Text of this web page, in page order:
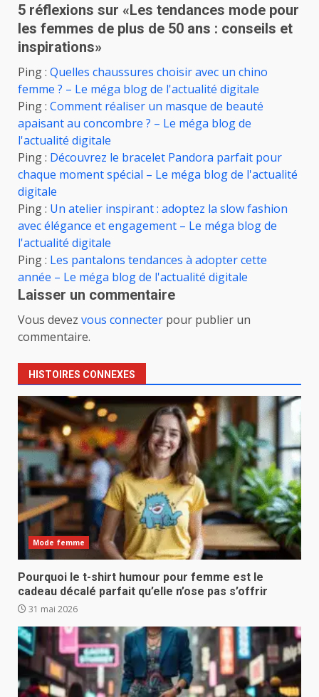
5 réflexions sur «Les tendances mode pour
les femmes de plus de 50 ans : conseils et
inspirations»
Ping : Quelles chaussures choisir avec un chino
femme ? – Le méga blog de l'actualité digitale
Ping : Comment réaliser un masque de beauté
apaisant au concombre ? – Le méga blog de
l'actualité digitale
Ping : Découvrez le bracelet Pandora parfait pour
chaque moment spécial – Le méga blog de l'actualité
digitale
Ping : Un atelier inspirant : adoptez la slow fashion
avec élégance et engagement – Le méga blog de
l'actualité digitale
Ping : Les pantalons tendances à adopter cette
année – Le méga blog de l'actualité digitale
Laisser un commentaire
Vous devez vous connecter pour publier un
commentaire.
HISTOIRES CONNEXES
Mode femme
Pourquoi le t-shirt humour pour femme est le
cadeau décalé parfait qu’elle n’ose pas s’offrir
31 mai 2026